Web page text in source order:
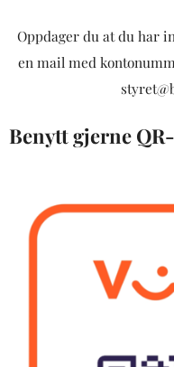
Oppdager du at du har
en mail med
Benytt gjerne